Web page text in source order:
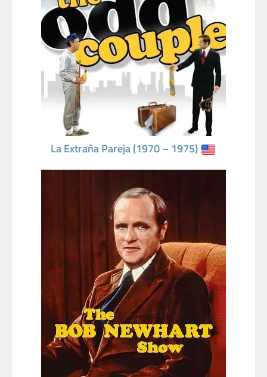
La Extraña Pareja (1970 – 1975)